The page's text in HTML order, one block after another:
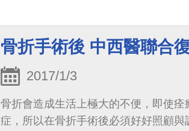
骨折手術後 中西醫聯合
2017/1/3
骨折會造成生活上極大的不便，即使
症，所以在骨折手術後必須好好照顧